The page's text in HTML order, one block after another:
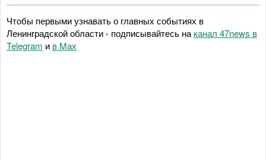
Чтобы первыми узнавать о главных событиях в
Ленинградской области - подписывайтесь на канал 47news в
Telegram и в Maх